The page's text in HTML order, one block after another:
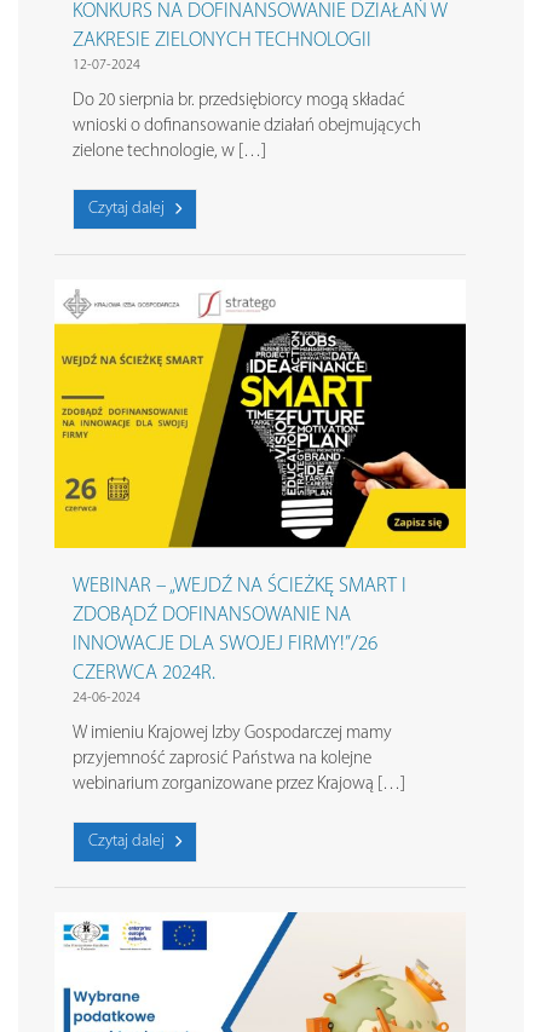
KONKURS NA DOFINANSOWANIE DZIAŁAŃ W
ZAKRESIE ZIELONYCH TECHNOLOGII
12-07-2024
Do 20 sierpnia br. przedsiębiorcy mogą składać
wnioski o dofinansowanie działań obejmujących
zielone technologie, w […]
Czytaj dalej
WEBINAR – „WEJDŹ NA ŚCIEŻKĘ SMART I
ZDOBĄDŹ DOFINANSOWANIE NA
INNOWACJE DLA SWOJEJ FIRMY!”/26
CZERWCA 2024R.
24-06-2024
W imieniu Krajowej Izby Gospodarczej mamy
przyjemność zaprosić Państwa na kolejne
webinarium zorganizowane przez Krajową […]
Czytaj dalej